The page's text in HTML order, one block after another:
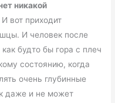
никакой
И вот приходит
И человек после
будто бы гора с плеч
состоянию, когда
очень глубинные
даже и не может